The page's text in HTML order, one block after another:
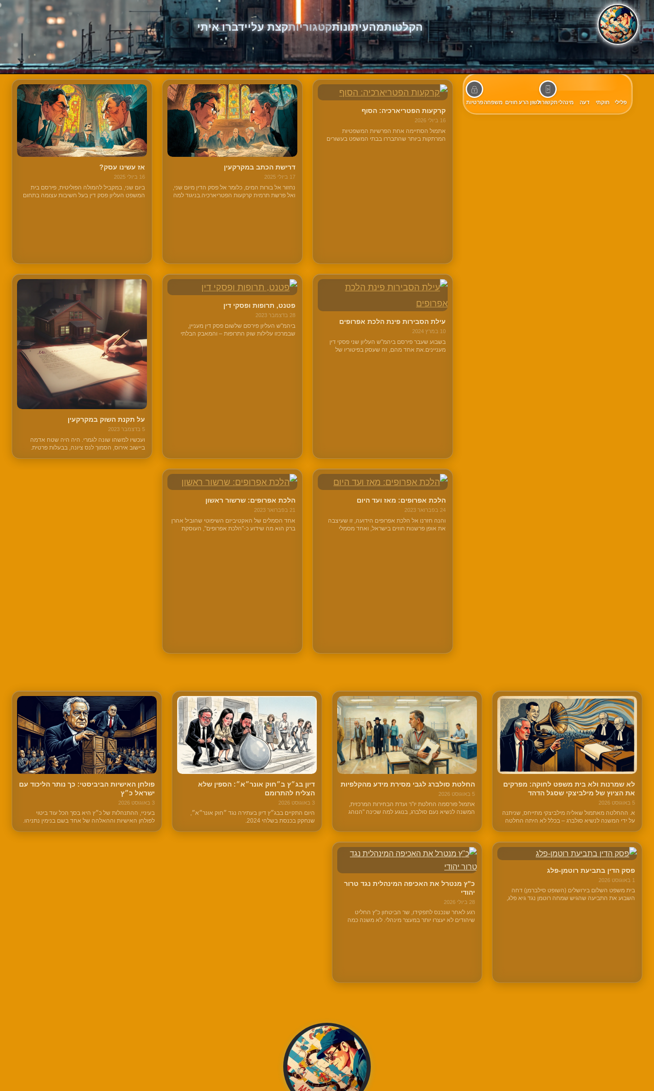
הקלטותמהעיתונותקטגוריותקצת עליידברו איתי
קטגוריה
פלילי חוקתי דעה מינהלי תקשורתלשון הרע חוזים משפחהפרטיות
קטגוריה: חוזים
קרקעות הפטריארכיה: הסוף
16 ביולי 2026
אתמול הסתיימה אחת הפרשיות המשפטיות
המרתקות ביותר שהתבררו בבתי המשפט בעשורים
דרישת הכתב במקרקעין
17 ביולי 2025
נחזור אל בורות המים, כלומר אל פסק הדין מיום שני,
ואל פרשת תרמית קרקעות הפטריארכיה.בניגוד למה
אז עשינו עסק?
16 ביולי 2025
ביום שני, במקביל להמולה הפוליטית, פירסם בית
המשפט העליון פסק דין בעל חשיבות עצומה בתחום
עילת הסבירות פינת הלכת אפרופים
10 במרץ 2024
בשבוע שעבר פירסם ביהמ"ש העליון שני פסקי דין
מעניינים.את אחד מהם, זה שעסק בפיטוריו של
פטנט, תרופות ופסקי דין
28 בדצמבר 2023
ביהמ"ש העליון פירסם שלשום פסק דין מעניין,
שבמרכזו עלילות שוק התרופות – והמאבק הבלתי
על תקנת השוק במקרקעין
5 בדצמבר 2023
ועכשיו למשהו שונה לגמרי. היה היה שטח אדמה
ביישוב אירוס, הסמוך לנס ציונה, בבעלות פרטית.
הלכת אפרופים: מאז ועד היום
24 בפברואר 2023
והנה חזרנו אל הלכת אפרופים הידועה, זו שעיצבה
את אופן פרשנות חוזים בישראל, ואחד מסמלי
הלכת אפרופים: שרשור ראשון
21 בפברואר 2023
אחד הסמלים של האקטיביזם השיפוטי שהוביל אהרן
ברק הוא מה שידוע כ-"הלכת אפרופים", העוסקת
לא שמרנות ולא בית משפט לחוקה: מפרקים
את הציוץ של מילביצקי שסגל הדהד
5 באוגוסט 2026
א. ההחלטה מאתמול שאליה מילביצקי מתייחס, שניתנה
על ידי המשנה לנשיא סולברג – בכלל לא היתה החלטה
החלטת סולברג לגבי מסירת מידע מהקלפיות
5 באוגוסט 2026
אתמול פורסמה החלטת יו"ר ועדת הבחירות המרכזית,
המשנה לנשיא נעם סולברג, בנוגע למה שכינה "הנוהג
דיון בג״ץ ב״חוק אונר״א״: הספין שלא
הצליח להתרומם
3 באוגוסט 2026
היום התקיים בבג״ץ דיון בעתירה נגד ״חוק אונר״א״,
שנחקק בכנסת בשלהי 2024.
פולחן האישיות הביביסטי: כך נותר הליכוד עם
ישראל כ״ץ
3 באוגוסט 2026
בעיניי, ההתנהלות של כ״ץ היא בסך הכל עוד ביטוי
לפולחן האישיות וההאלהה של אחד בשם בנימין נתניהו.
פסק הדין בתביעת רוטמן-פלג
1 באוגוסט 2026
בית משפט השלום בירושלים (השופט סילברמן) דחה
השבוע את התביעה שהגיש שמחה רוטמן נגד גיא פלג,
כ"ץ מנטרל את האכיפה המינהלית נגד טרור
יהודי
28 ביולי 2026
רגע לאחר שנכנס לתפקידו, שר הביטחון כ"ץ החליט
שיהודים לא יעצרו יותר במעצר מינהלי. לא משנה כמה